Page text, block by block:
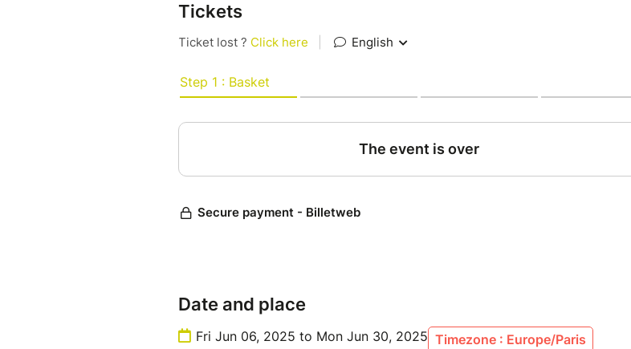
Tickets
Date and place
Fri Jun 06, 2025 to Mon Jun 30, 2025 Timezone : Europe/Paris